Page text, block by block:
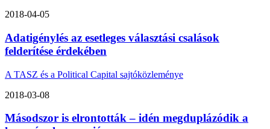
2018-04-05
Adatigénylés az esetleges választási csalások
felderítése érdekében
A TASZ és a Political Capital sajtóközleménye
2018-03-08
Másodszor is elrontották – idén megduplázódik a